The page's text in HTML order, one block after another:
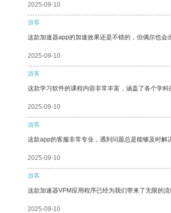
2025-09-10
游客
这款加速器app的加速效果还是不错的，但偶尔也会
2025-09-10
游客
这款学习软件的课程内容非常丰富，涵盖了各个学
2025-09-10
游客
这款app的客服非常专业，遇到问题总是能够及时解
2025-09-10
游客
这款加速器VPM应用程序已经为我们带来了无限的流
2025-09-10